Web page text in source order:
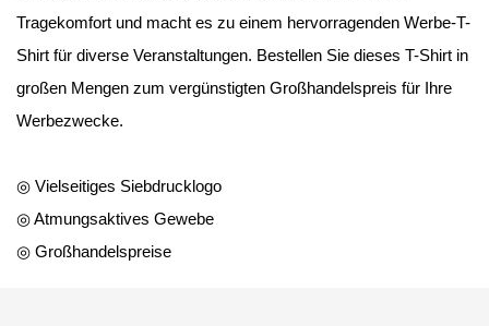
Tragekomfort und macht es zu einem hervorragenden Werbe-T-
Shirt für diverse Veranstaltungen. Bestellen Sie dieses T-Shirt in
großen Mengen zum vergünstigten Großhandelspreis für Ihre
Werbezwecke.
◎ Vielseitiges Siebdrucklogo
◎ Atmungsaktives Gewebe
◎ Großhandelspreise